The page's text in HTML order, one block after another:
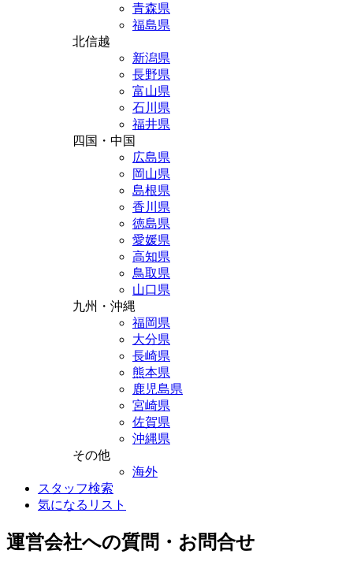
青森県
福島県
北信越
新潟県
長野県
富山県
石川県
福井県
四国・中国
広島県
岡山県
島根県
香川県
徳島県
愛媛県
高知県
鳥取県
山口県
九州・沖縄
福岡県
大分県
長崎県
熊本県
鹿児島県
宮崎県
佐賀県
沖縄県
その他
海外
スタッフ検索
気になるリスト
運営会社への質問・お問合せ